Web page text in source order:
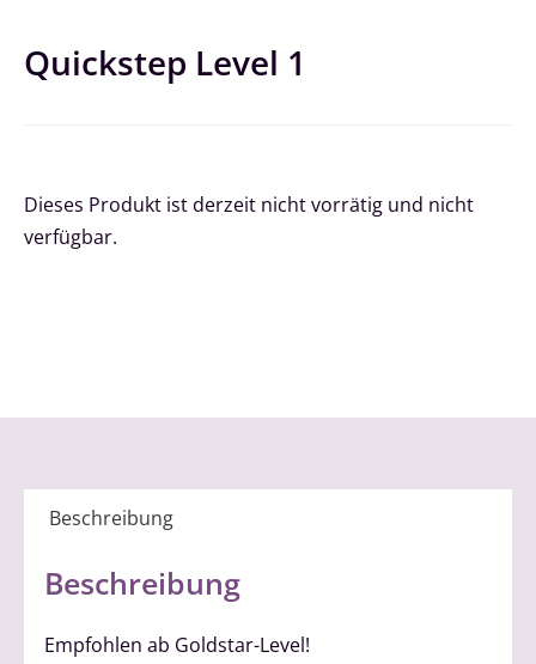
Quickstep Level 1
Dieses Produkt ist derzeit nicht vorrätig und nicht
verfügbar.
Beschreibung
Beschreibung
Empfohlen ab Goldstar-Level!